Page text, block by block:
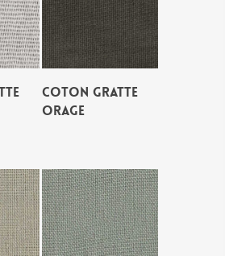
COTON GRATTE
ORAGE